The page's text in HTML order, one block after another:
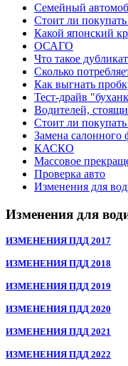
Семейный
Стоит ли
Какой японский
ОСАГО
Что такое
Сколько
Как выгнать
Тест-драйв
Водителей,
Стоит ли
Замена салонного
КАСКО
Массовое
Проверка авто
Изменения для
Изменения для
ИЗМЕНЕНИЯ ПДД 2017
ИЗМЕНЕНИЯ ПДД 2018
ИЗМЕНЕНИЯ ПДД 2019
ИЗМЕНЕНИЯ ПДД 2020
ИЗМЕНЕНИЯ ПДД 2021
ИЗМЕНЕНИЯ ПДД 2022